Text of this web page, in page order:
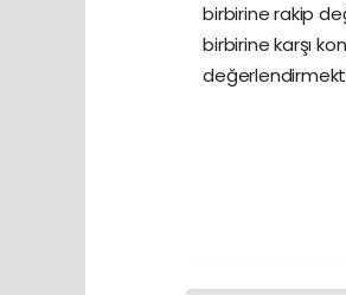
birbirine rakip
birbirine karşı